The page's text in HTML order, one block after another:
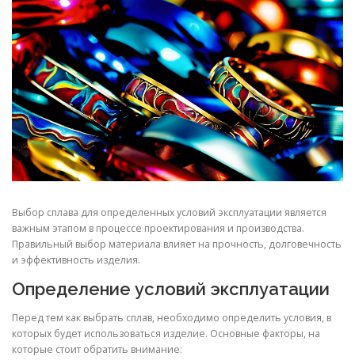
СВОЙСТВА МЕТАЛЛОВ СОРТА МЕТАЛЛОВ
СТАТЬИ
Выбор сплава для определенных условий эксплуатации является
важным этапом в процессе проектирования и производства.
Правильный выбор материала влияет на прочность, долговечность
и эффективность изделия.
Определение условий эксплуатации
Перед тем как выбрать сплав, необходимо определить условия, в
которых будет использоваться изделие. Основные факторы, на
которые стоит обратить внимание: